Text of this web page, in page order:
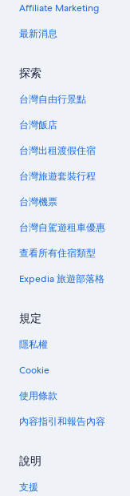
Affiliate Marketing
最新消息
探索
台灣自由行景點
台灣飯店
台灣出租渡假住宿
台灣旅遊套裝行程
台灣機票
台灣自駕遊租車優惠
查看所有住宿類型
Expedia 旅遊部落格
規定
隱私權
Cookie
使用條款
內容指引和報告內容
說明
支援